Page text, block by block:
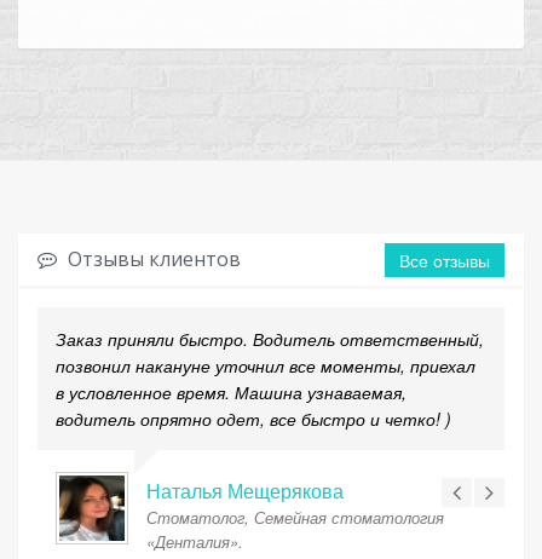
Отзывы клиентов Все отзывы
Заказ приняли быстро. Водитель ответственный,
позвонил накануне уточнил все моменты, приехал
в условленное время. Машина узнаваемая,
водитель опрятно одет, все быстро и четко! )
Наталья Мещерякова
Стоматолог, Семейная стоматология
«Денталия».